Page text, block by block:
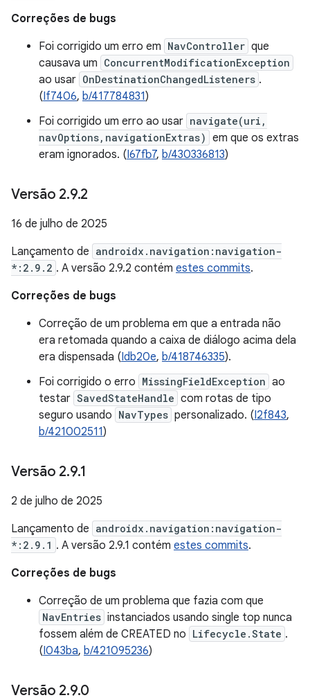
Correções de bugs
Foi corrigido um erro em NavController que
causava um ConcurrentModificationException
ao usar OnDestinationChangedListeners .
(If7406, b/417784831)
Foi corrigido um erro ao usar navigate(uri,
navOptions,navigationExtras) em que os extras
eram ignorados. (I67fb7, b/430336813)
Versão 2.9.2
16 de julho de 2025
Lançamento de androidx.navigation:navigation-
*:2.9.2 . A versão 2.9.2 contém estes commits.
Correções de bugs
Correção de um problema em que a entrada não
era retomada quando a caixa de diálogo acima dela
era dispensada (Idb20e, b/418746335).
Foi corrigido o erro MissingFieldException ao
testar SavedStateHandle com rotas de tipo
seguro usando NavTypes personalizado. (I2f843,
b/421002511)
Versão 2.9.1
2 de julho de 2025
Lançamento de androidx.navigation:navigation-
*:2.9.1 . A versão 2.9.1 contém estes commits.
Correções de bugs
Correção de um problema que fazia com que
NavEntries instanciados usando single top nunca
fossem além de CREATED no Lifecycle.State .
(I043ba, b/421095236)
Versão 2.9.0